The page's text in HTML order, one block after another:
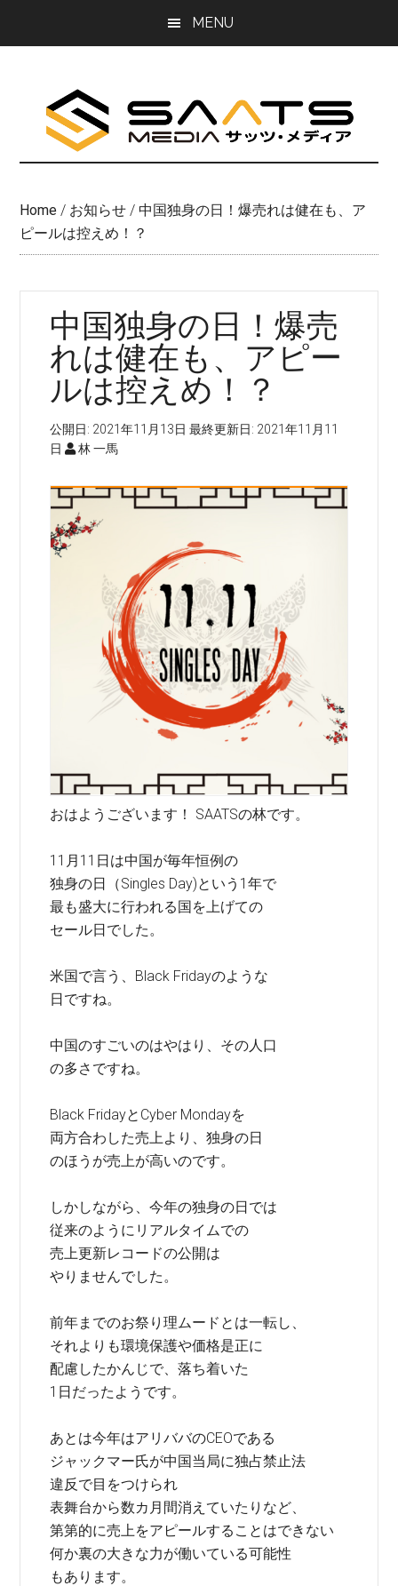
MENU
Home / お知らせ / 中国独身の日！爆売れは健在も、ア
ピールは控えめ！？
中国独身の日！爆売
れは健在も、アピー
ルは控えめ！？
公開日: 2021年11月13日 最終更新日: 2021年11月11
日
林 一馬
おはようございます！ SAATSの林です。
11月11日は中国が毎年恒例の
独身の日（Singles Day)という1年で
最も盛大に行われる国を上げての
セール日でした。
米国で言う、Black Fridayのような
日ですね。
中国のすごいのはやはり、その人口
の多さですね。
Black FridayとCyber Mondayを
両方合わした売上より、独身の日
のほうが売上が高いのです。
しかしながら、今年の独身の日では
従来のようにリアルタイムでの
売上更新レコードの公開は
やりませんでした。
前年までのお祭り理ムードとは一転し、
それよりも環境保護や価格是正に
配慮したかんじで、落ち着いた
1日だったようです。
あとは今年はアリババのCEOである
ジャックマー氏が中国当局に独占禁止法
違反で目をつけられ
表舞台から数カ月間消えていたりなど、
第第的に売上をアピールすることはできない
何か裏の大きな力が働いている可能性
もあります。